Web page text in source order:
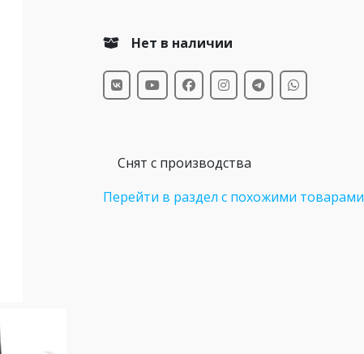
Нет в наличии
Снят с производства
Перейти в раздел с похожими товарами